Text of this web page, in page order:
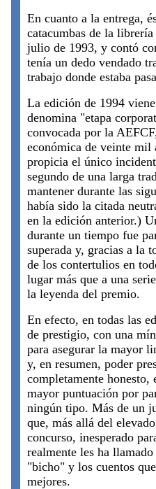
En cuanto a la entrega,
catacumbas de la
julio de 1993, y contó
tenía un dedo vendado
trabajo donde estaba
La edición de 1994
denomina "etapa
convocada por la
económica de veinte mil
propicia el único
segundo de una larga
mantener durante las
había sido la citada
en la edición anterior.)
durante un tiempo fue
superada y, gracias a la
de los contertulios en
lugar más que a una
la leyenda del premio.
En efecto, en todas las
de prestigio, con una
para asegurar la mayor
y, en resumen, poder
completamente honesto,
mayor puntuación por
ningún tipo. Más de un
que, más allá del
concurso, inesperado
realmente les ha
"bicho" y los cuentos
mejores.